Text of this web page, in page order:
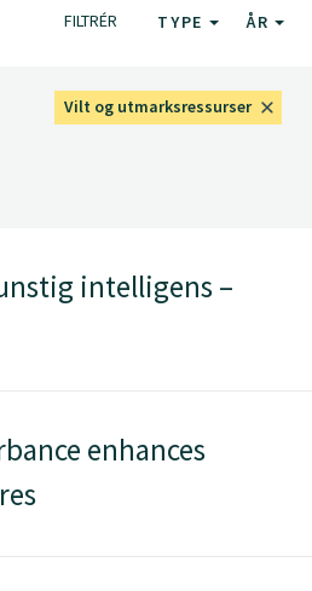
FILTRÉR TYPE ÅR
Vilt og utmarksressurser
intelligens –
enhances